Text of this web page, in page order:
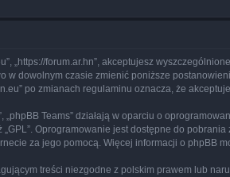
„https://forum.ar.hn”, akceptujesz
w dowolnym czasie zmienić poniższe
po zmianach regulaminu oznacza, że
„phpBB Teams” działają w oparciu o
„GPL”. Oprogramowanie jest dostępne do pobrania
za jego pomocą. Więcej informacji o phpBB
treści niezgodne z polskim prawem lub